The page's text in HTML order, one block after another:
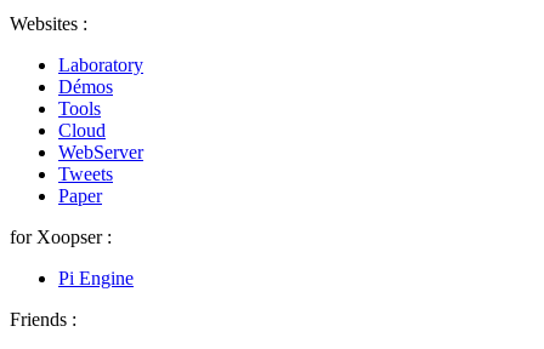
Websites :
Laboratory
Démos
Tools
Cloud
WebServer
Tweets
Paper
for Xoopser :
Pi Engine
Friends :